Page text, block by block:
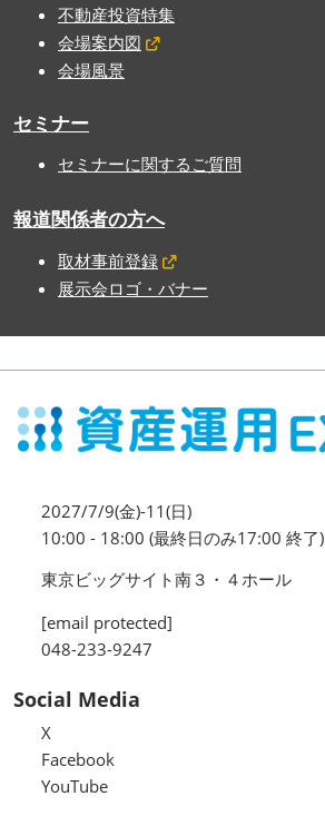
不動産投資特集
会場案内図
会場風景
セミナー
セミナーに関するご質問
報道関係者の方へ
取材事前登録
展示会ロゴ・バナー
2027/7/9(金)-11(日)
10:00 - 18:00 (最終日のみ17:00 終了)
東京ビッグサイト南３・４ホール
[email protected]
048-233-9247
Social Media
X
Facebook
YouTube